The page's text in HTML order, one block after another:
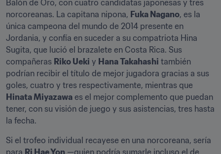
Balón de Oro, con cuatro candidatas japonesas y tres
norcoreanas. La capitana nipona, Fuka Nagano, es la
única campeona del mundo de 2014 presente en
Jordania, y confía en suceder a su compatriota Hina
Sugita, que lució el brazalete en Costa Rica. Sus
compañeras Riko Ueki y Hana Takahashi también
podrían recibir el título de mejor jugadora gracias a sus
Hinata Miyazawa es el mejor complemento que puedan
tener, con su visión de juego y sus asistencias, tres hasta
la fecha.
Si el trofeo individual recayese en una norcoreana, sería
para Ri Hae Yon —quien podría sumarle incluso el de